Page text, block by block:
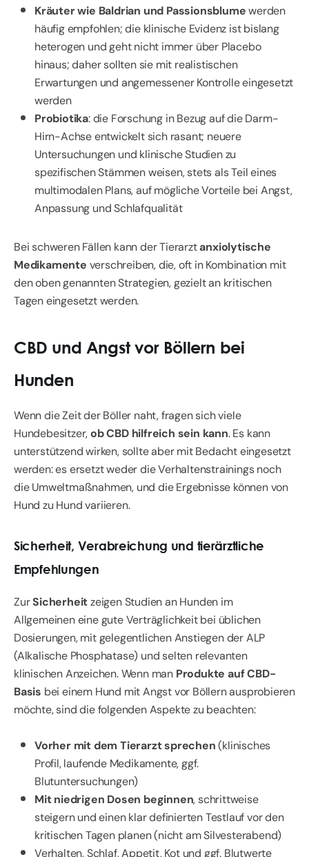
Kräuter wie Baldrian und Passionsblumewerden
häufig empfohlen; die klinische Evidenz ist bislang
heterogen und geht nicht immer über Placebo
hinaus; daher sollten sie mit realistischen
Erwartungen und angemessener Kontrolle eingesetzt
werden
Probiotika: die Forschung in Bezug auf die Darm-
Hirn-Achse entwickelt sich rasant; neuere
Untersuchungen und klinische Studien zu
spezifischen Stämmen weisen, stets als Teil eines
multimodalen Plans, auf mögliche Vorteile bei Angst,
Anpassung und Schlafqualität
Bei schweren Fällen kann der Tierarztanxiolytische
Medikamente verschreiben, die, oft in Kombination mit
den oben genannten Strategien, gezielt an kritischen
Tagen eingesetzt werden.
CBD und Angst vor Böllern bei
Hunden
Wenn die Zeit der Böller naht, fragen sich viele
Hundebesitzer,ob CBD hilfreich sein kann. Es kann
unterstützend wirken, sollte aber mit Bedacht eingesetzt
werden: es ersetzt weder die Verhaltenstrainings noch
die Umweltmaßnahmen, und die Ergebnisse können von
Hund zu Hund variieren.
Sicherheit, Verabreichung und tierärztliche
Empfehlungen
ZurSicherheitzeigen Studien an Hunden im
Allgemeinen eine gute Verträglichkeit bei üblichen
Dosierungen, mit gelegentlichen Anstiegen der ALP
(Alkalische Phosphatase) und selten relevanten
klinischen Anzeichen. Wenn man Produkte auf CBD-
Basis bei einem Hund mit Angst vor Böllern ausprobieren
möchte, sind die folgenden Aspekte zu beachten:
Vorher mit dem Tierarzt sprechen(klinisches
Profil, laufende Medikamente, ggf.
Blutuntersuchungen)
Mit niedrigen Dosen beginnen, schrittweise
steigern und einen klar definierten Testlauf vor den
kritischen Tagen planen (nicht am Silvesterabend)
Verhalten, Schlaf, Appetit, Kot und ggf. Blutwerte